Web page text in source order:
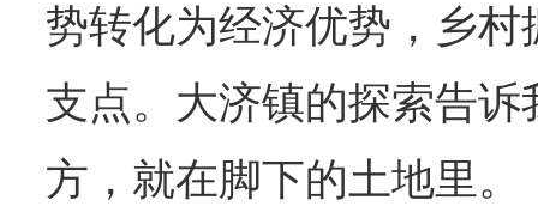
势转化为经济优势，乡
支点。大济镇的探索告
方，就在脚下的土地里。